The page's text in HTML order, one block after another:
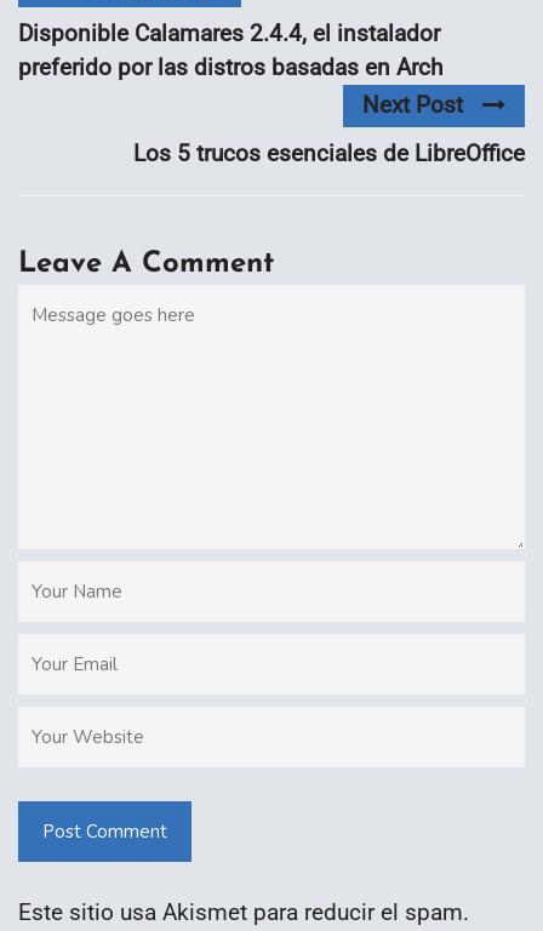
Disponible Calamares 2.4.4, el instalador
preferido por las distros basadas en Arch
Next Post
Los 5 trucos esenciales de LibreOffice
Leave A Comment
Post Comment
Este sitio usa Akismet para reducir el spam.